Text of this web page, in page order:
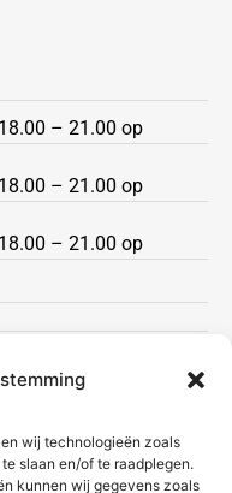
wij technologieën zoals
slaan en/of te raadplegen.
kunnen wij gegevens zoals
– 21.00 op
– 21.00 op
– 21.00 op